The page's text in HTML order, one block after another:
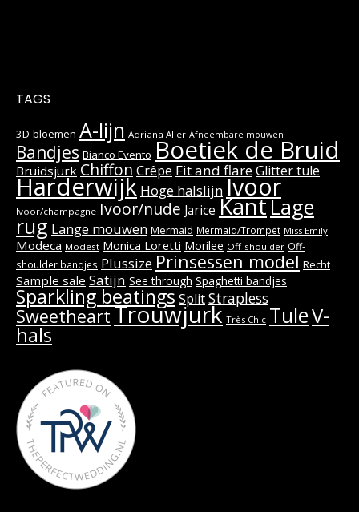
TAGS
3D-bloemen A-lijn Adriana Alier Afneembare mouwen
Bandjes Bianco Evento Boetiek de Bruid
Bruidsjurk Chiffon Crêpe Fit and flareGlitter tule
Harderwijk Hoge halslijnIvoor
Ivoor/champagne Ivoor/nude Jarice KantLage
rug Lange mouwen Mermaid Mermaid/Trompet Miss Emily
Modeca Modest Monica Loretti Morilee Off-shoulder Off-
shoulder bandjes Plussize Prinsessen model Recht
Sample sale Satijn See through Spaghetti bandjes
Sparkling beatings SplitStrapless
SweetheartTrouwjurk Très Chic TuleV-
hals